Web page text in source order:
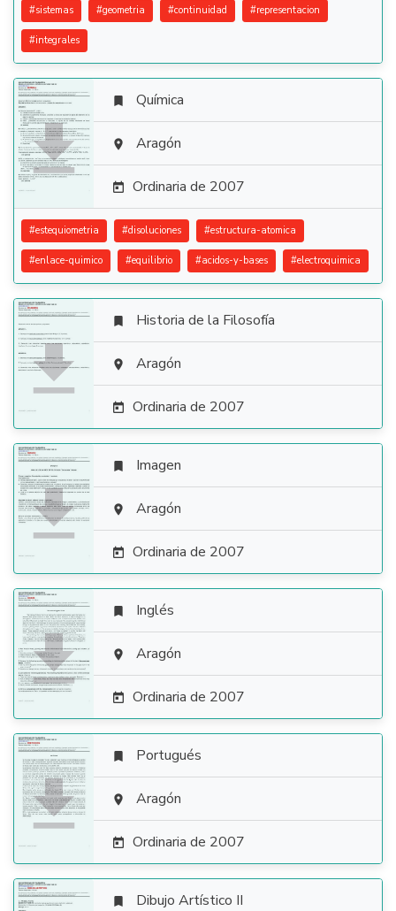
#sistemas #geometria #continuidad #representacion
#integrales

 Química
 Aragón
 Ordinaria de 2007
#estequiometria #disoluciones #estructura-atomica
#enlace-quimico #equilibrio #acidos-y-bases #electroquimica

 Historia de la Filosofía
 Aragón
 Ordinaria de 2007

 Imagen
 Aragón
 Ordinaria de 2007

 Inglés
 Aragón
 Ordinaria de 2007

 Portugués
 Aragón
 Ordinaria de 2007
 Dibujo Artístico II